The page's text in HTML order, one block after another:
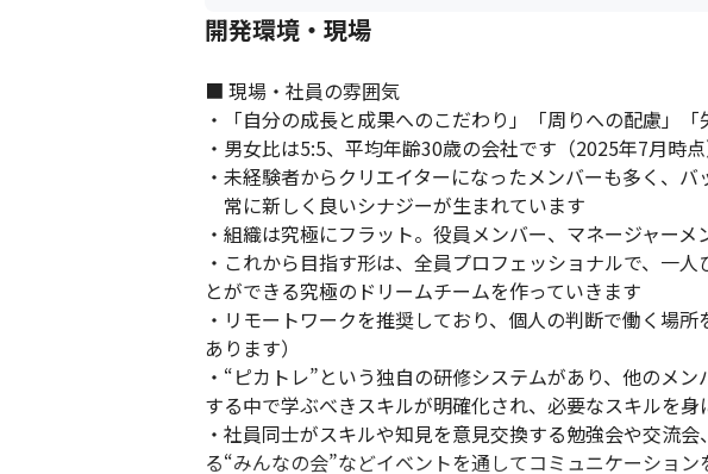
開発環境・現場
■ 現場・社員の雰囲気
・「自分の成長と成果へのこだわり」「周りへの配慮」
・男女比は5:5、平均年齢30歳の会社です（2025年7月時点
・未経験者からクリエイターになったメンバーも多く、バ
常に新しく良いシナジーが生まれています
・組織は究極にフラット。役員メンバー、マネージャー
・これから目指す形は、全員プロフェッショナルで、一
とができる究極のドリームチームを作っていきます
・リモートワークを推奨しており、個人の判断で働く場
あります）
・“ピカトレ”という独自の研修システムがあり、他のメ
する中で学ぶべきスキルが明確化され、必要なスキルを
・社員同士がスキルや知見を意見交換する勉強会や交流
る“みんなの会”などイベントを通してコミュニケーション